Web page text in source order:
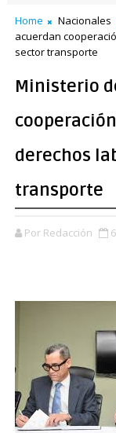
Home Nacionales
acuerdan
sector transporte
Ministerio
derechos
transporte
Por Redacción